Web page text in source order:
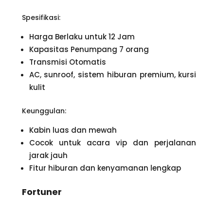
Spesifikasi:
Harga Berlaku untuk 12 Jam
Kapasitas Penumpang 7 orang
Transmisi Otomatis
AC, sunroof, sistem hiburan premium, kursi
kulit
Keunggulan:
Kabin luas dan mewah
Cocok untuk acara vip dan perjalanan
jarak jauh
Fitur hiburan dan kenyamanan lengkap
Fortuner